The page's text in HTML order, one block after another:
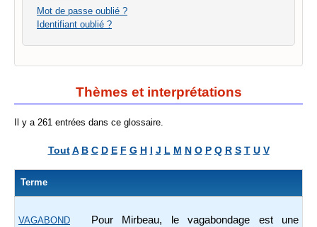
Mot de passe oublié ?
Identifiant oublié ?
Thèmes et interprétations
Il y a 261 entrées dans ce glossaire.
Tout A B C D E F G H I J L M N O P Q R S T U V
Terme
VAGABOND
Pour Mirbeau, le vagabondage est une